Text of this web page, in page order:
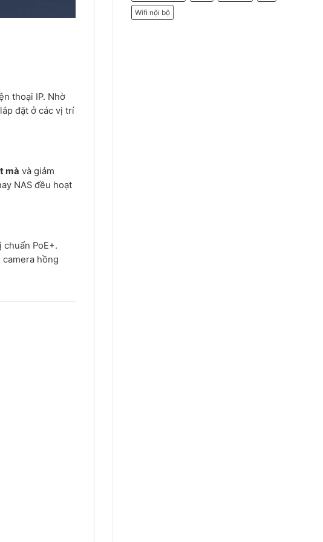
Wifi nội bộ
thoại IP. Nhờ
đặt ở các vị trí
mà và giảm
NAS đều hoạt
PoE+.
camera hồng